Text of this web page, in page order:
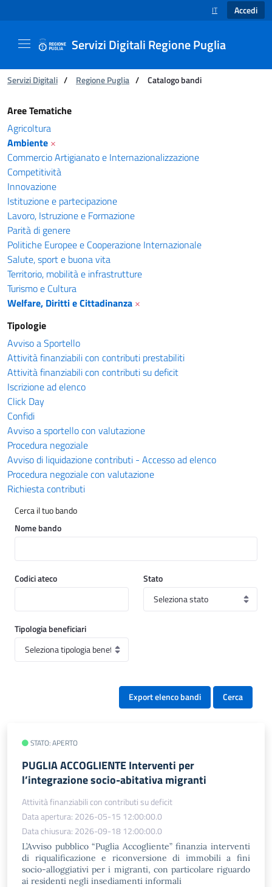
SELEZIONE
IT Accedi
Servizi Digitali Regione Puglia
Ti trovi in:
Servizi Digitali / Regione Puglia / Catalogo bandi
Catalogo bandi - Servizi Digitali Regione
Aree Tematiche
Agricoltura
Ambiente ×
Commercio Artigianato e Internazionalizzazione
Competitività
Innovazione
Istituzione e partecipazione
Lavoro, Istruzione e Formazione
Parità di genere
Politiche Europee e Cooperazione Internazionale
Salute, sport e buona vita
Territorio, mobilità e infrastrutture
Turismo e Cultura
Welfare, Diritti e Cittadinanza ×
Tipologie
Avviso a Sportello
Attività finanziabili con contributi prestabiliti
Attività finanziabili con contributi su deficit
Iscrizione ad elenco
Click Day
Confidi
Avviso a sportello con valutazione
Procedura negoziale
Avviso di liquidazione contributi - Accesso ad elenco
Procedura negoziale con valutazione
Richiesta contributi
Cerca il tuo bando
Nome bando
Codici ateco Stato
Tipologia beneficiari
Export elenco bandi Cerca
STATO: APERTO
PUGLIA ACCOGLIENTE Interventi per
l’integrazione socio-abitativa migranti
Attività finanziabili con contributi su deficit
Data apertura: 2026-05-15 12:00:00.0
Data chiusura: 2026-09-18 12:00:00.0
L’Avviso pubblico “Puglia Accogliente” finanzia interventi
di riqualificazione e riconversione di immobili a fini
socio-alloggiativi per i migranti, con particolare riguardo
ai residenti negli insediamenti informali